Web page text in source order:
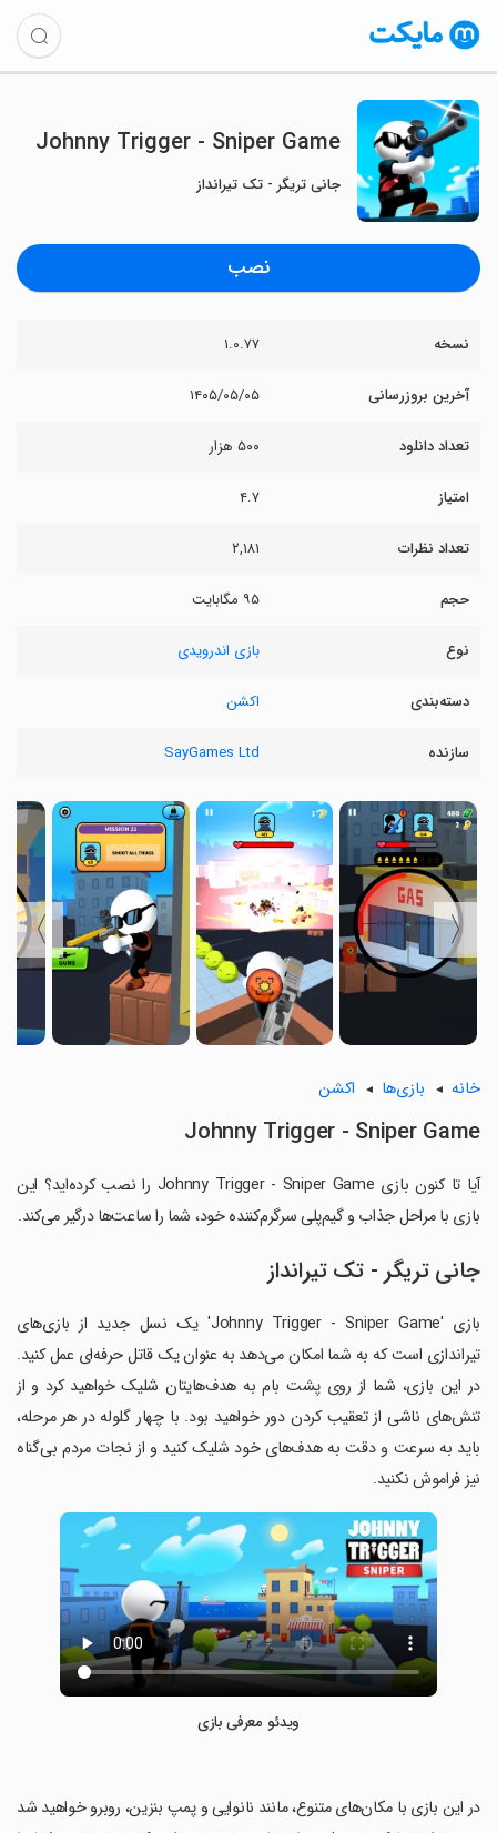
Johnny Trigger - Sniper Game
جانی تریگر - تک تیرانداز
نصب
نسخه ۱.۰.۷۷
آخرین بروزرسانی ۱۴۰۵/۰۵/۰۵
تعداد دانلود ۵۰۰ هزار
امتیاز ۴.۷
تعداد نظرات ۲,۱۸۱
حجم ۹۵ مگابایت
نوع بازی اندرویدی
دسته‌بندی اکشن
سازنده SayGames Ltd
〈
〉
خانه بازی‌ها اکشن
Johnny Trigger - Sniper Game
آیا تا کنون بازی Johnny Trigger - Sniper Game را نصب کرده‌اید؟ این
بازی با مراحل جذاب و گیم‌پلی سرگرم‌کننده خود، شما را ساعت‌ها درگیر می‌کند.
جانی تریگر - تک تیرانداز
بازی 'Johnny Trigger - Sniper Game' یک نسل جدید از بازی‌های
تیراندازی است که به شما امکان می‌دهد به عنوان یک قاتل حرفه‌ای عمل کنید.
در این بازی، شما از روی پشت بام به هدف‌هایتان شلیک خواهید کرد و از
تنش‌های ناشی از تعقیب کردن دور خواهید بود. با چهار گلوله در هر مرحله،
باید به سرعت و دقت به هدف‌های خود شلیک کنید و از نجات مردم بی‌گناه
نیز فراموش نکنید.
ویدئو معرفی بازی
‏در این بازی با مکان‌های متنوع، مانند نانوایی و پمپ بنزین، روبرو خواهید شد